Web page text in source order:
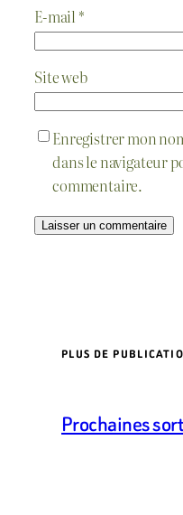
E-mail *
Site web
Enregistrer mon
dans le navigateur
commentaire.
PLUS DE
Prochaines